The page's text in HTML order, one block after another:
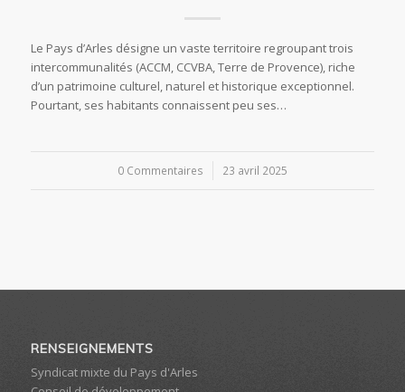
Le Pays d’Arles désigne un vaste territoire regroupant trois
intercommunalités (ACCM, CCVBA, Terre de Provence), riche
d’un patrimoine culturel, naturel et historique exceptionnel.
Pourtant, ses habitants connaissent peu ses…
0 Commentaires
/ 23 avril 2025
RENSEIGNEMENTS
Syndicat mixte du Pays d'Arles